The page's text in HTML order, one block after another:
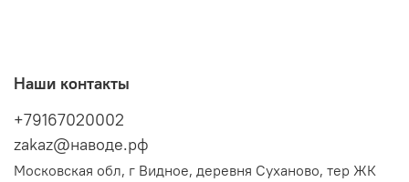
Наши контакты
+79167020002
zakaz@наводе.рф
Московская обл, г Видное, деревня Суханово, тер ЖК